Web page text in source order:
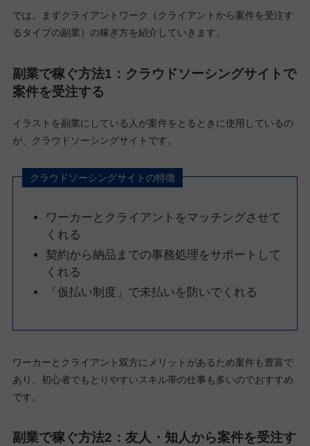
では、まずクライアントワーク（クライアントから案件を受注す
るタイプの副業）の稼ぎ方を紹介していきます。
副業で稼ぐ方法1：クラウドソーシングサイトで
案件を受注する
イラストを副業にしている人が案件をとるときに使用しているの
が、クラウドソーシングサイトです。
クラウドソーシングサイトの特徴
ワーカーとクライアントをマッチングさせて
くれる
契約から納品までの事務処理をサポートして
くれる
「仮払い制度」で未払いを防いでくれる
ワーカーとクライアント双方にメリットがあるため案件も豊富で
あり、初心者でもとりやすいスキル帯の仕事も多いのでおすすめ
です。
副業で稼ぐ方法2：友人・知人から案件を受注す